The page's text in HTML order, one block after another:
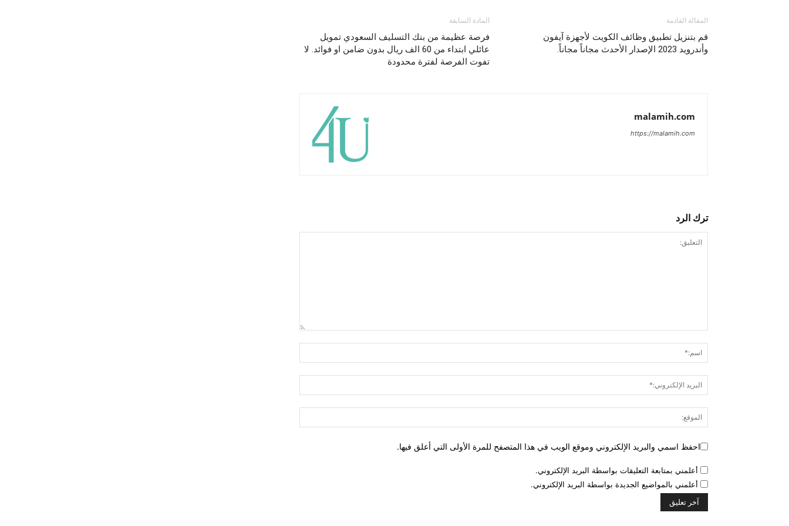
المادة السابقة
فرصة عظيمة من بنك التسليف السعودي تمويل
عائلي ابتداء من 60 الف ريال بدون ضامن او فوائد. لا
تفوت الفرصة لفترة محدودة
المقالة القادمة
قم بتنزيل تطبيق وظائف الكويت لأجهزة آيفون
وأندرويد 2023 الإصدار الأحدث مجاناً مجاناً.
malamih.com
https://malamih.com
ترك الرد
احفظ اسمي والبريد الإلكتروني وموقع الويب في هذا المتصفح للمرة الأولى التي أعلق فيها.
أعلمني بمتابعة التعليقات بواسطة البريد الإلكتروني.
أعلمني بالمواضيع الجديدة بواسطة البريد الإلكتروني.